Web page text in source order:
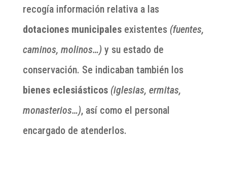
recogía información relativa a las
dotaciones municipalesexistentes (fuentes,
caminos, molinos…)y su estado de
conservación. Se indicaban también los
bienes eclesiásticos (iglesias, ermitas,
monasterios…), así como el personal
encargado de atenderlos.